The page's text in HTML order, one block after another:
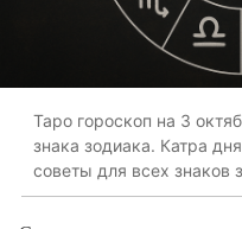
Таро гороскоп на 3
знака зодиака. Катра
советы для всех знаков